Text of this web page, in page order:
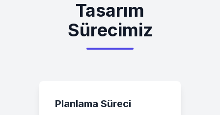
Tasarım
Sürecimiz
Planlama Süreci